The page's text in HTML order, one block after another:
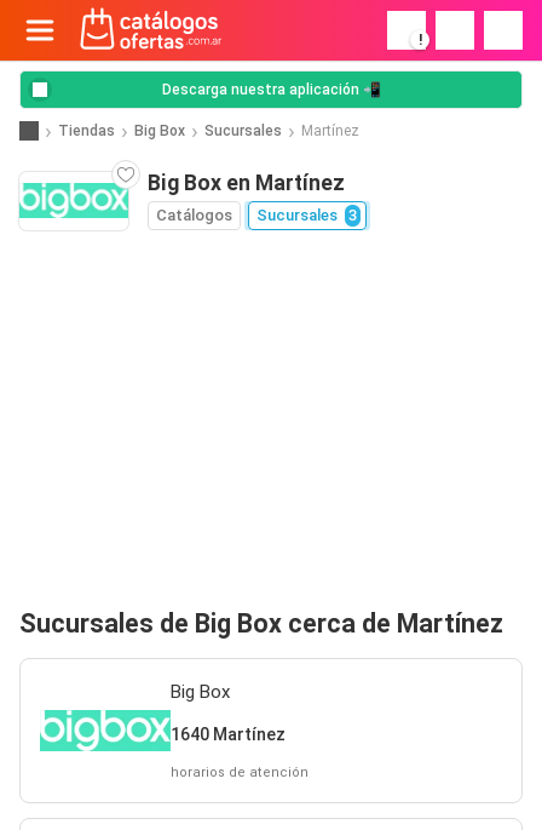
!
Descarga nuestra aplicación 📲
Tiendas Big Box Sucursales Martínez
Big Box en Martínez
Catálogos Sucursales 3
Sucursales de Big Box cerca de Martínez
Big Box
1640 Martínez
horarios de atención